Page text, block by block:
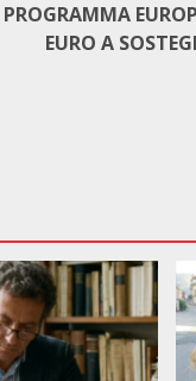
PROGRAMMA
EURO A